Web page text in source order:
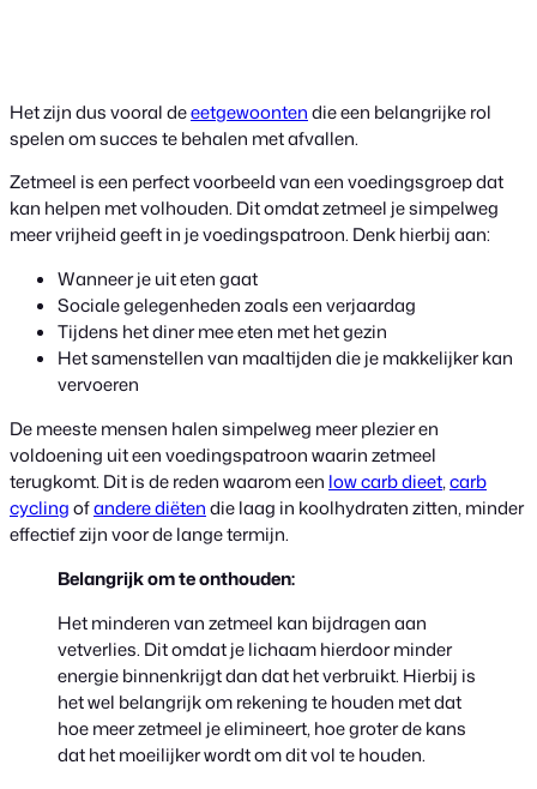
Het zijn dus vooral deeetgewoontendie een belangrijke rol
spelen om succes te behalen met afvallen.
Zetmeel is een perfect voorbeeld van een voedingsgroep dat
kan helpen met volhouden. Dit omdat zetmeel je simpelweg
meer vrijheid geeft in je voedingspatroon. Denk hierbij aan:
Wanneer je uit eten gaat
Sociale gelegenheden zoals een verjaardag
Tijdens het diner mee eten met het gezin
Het samenstellen van maaltijden die je makkelijker kan
vervoeren
De meeste mensen halen simpelweg meer plezier en
voldoening uit een voedingspatroon waarin zetmeel
terugkomt. Dit is de reden waarom een low carb dieet,carb
cyclingofandere diëtendie laag in koolhydraten zitten, minder
effectief zijn voor de lange termijn.
Belangrijk om te onthouden:
Het minderen van zetmeel kan bijdragen aan
vetverlies. Dit omdat je lichaam hierdoor minder
energie binnenkrijgt dan dat het verbruikt. Hierbij is
het wel belangrijk om rekening te houden met dat
hoe meer zetmeel je elimineert, hoe groter de kans
dat het moeilijker wordt om dit vol te houden.